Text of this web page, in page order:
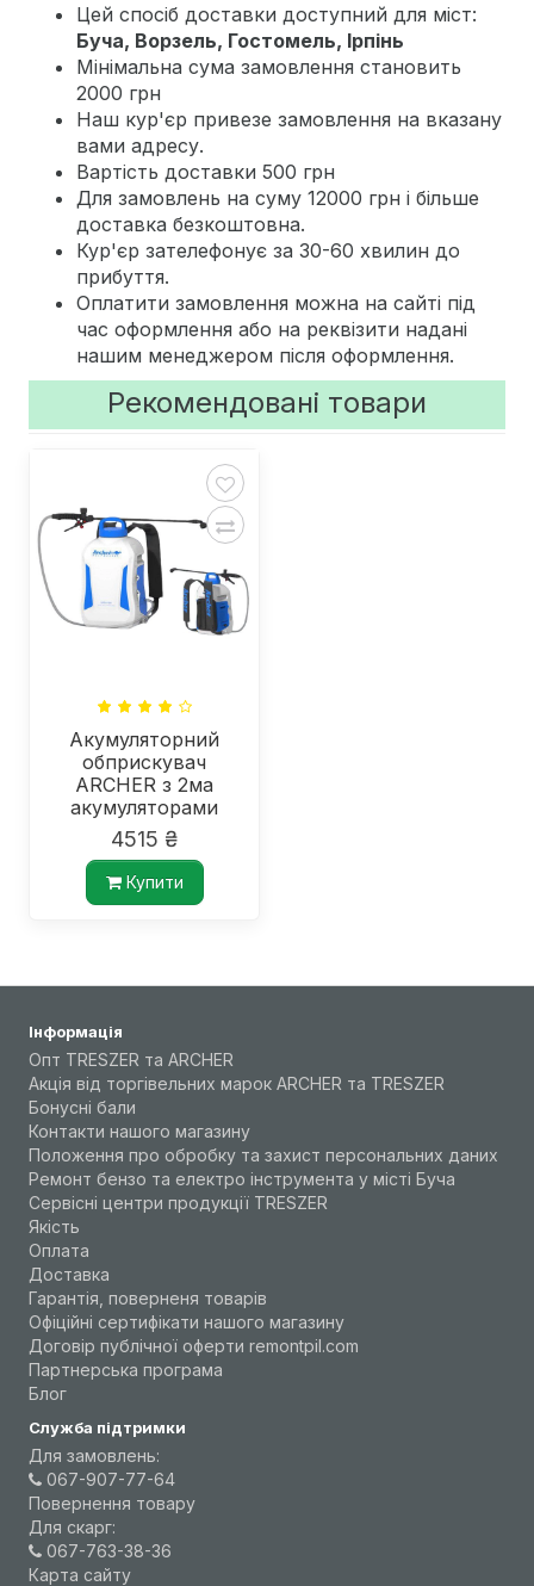
Цей спосіб доставки доступний для міст:
Буча, Ворзель, Гостомель, Ірпінь
Мінімальна сума замовлення становить
2000 грн
Наш кур'єр привезе замовлення на вказану
вами адресу.
Вартість доставки 500 грн
Для замовлень на суму 12000 грн і більше
доставка безкоштовна.
Кур'єр зателефонує за 30-60 хвилин до
прибуття.
Оплатити замовлення можна на сайті під
час оформлення або на реквізити надані
нашим менеджером після оформлення.
Рекомендовані товари
Акумуляторний
обприскувач
ARCHER з 2ма
акумуляторами
4515 ₴
Купити
Інформація
Опт TRESZER та ARCHER
Акція від торгівельних марок ARCHER та TRESZER
Бонусні бали
Контакти нашого магазину
Положення про обробку та захист персональних даних
Ремонт бензо та електро інструмента у місті Буча
Сервісні центри продукції TRESZER
Якість
Оплата
Доставка
Гарантія, поверненя товарів
Офіційні сертифікати нашого магазину
Договір публічної оферти remontpil.com
Партнерська програма
Блог
Служба підтримки
Для замовлень:
067-907-77-64
Повернення товару
Для скарг:
067-763-38-36
Карта сайту